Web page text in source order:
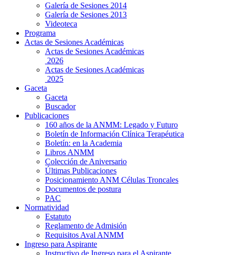
Galería de Sesiones 2014
Galería de Sesiones 2013
Videoteca
Programa
Actas de Sesiones Académicas
Actas de Sesiones Académicas
2026
Actas de Sesiones Académicas
2025
Gaceta
Gaceta
Buscador
Publicaciones
160 años de la ANMM: Legado y Futuro
Boletín de Información Clínica Terapéutica
Boletín: en la Academia
Libros ANMM
Colección de Aniversario
Últimas Publicaciones
Posicionamiento ANM Células Troncales
Documentos de postura
PAC
Normatividad
Estatuto
Reglamento de Admisión
Requisitos Aval ANMM
Ingreso para Aspirante
Instructivo de Ingreso para el Aspirante